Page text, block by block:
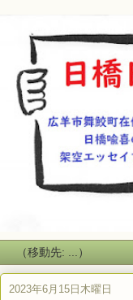
2023年6月15日木曜日